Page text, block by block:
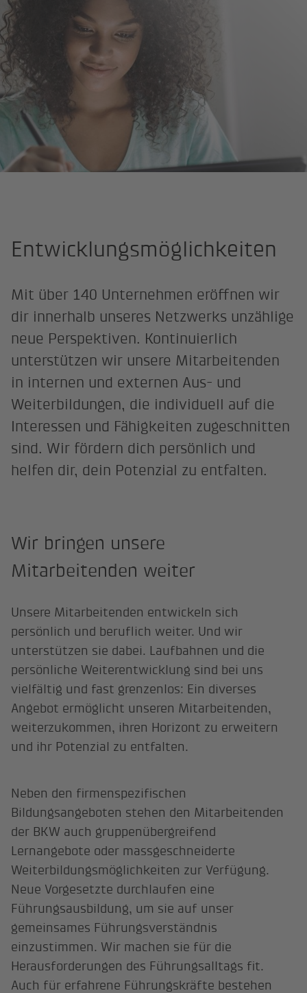
Entwicklungs­möglichkeiten
Mit über 140 Unternehmen eröffnen wir
dir innerhalb unseres Netzwerks unzählige
neue Perspektiven. Kontinuierlich
unterstützen wir unsere Mitarbeitenden
in internen und externen Aus- und
Weiterbildungen, die individuell auf die
Interessen und Fähigkeiten zugeschnitten
sind. Wir fördern dich persönlich und
helfen dir, dein Potenzial zu entfalten.
Wir bringen unsere
Mitarbeitenden weiter
Unsere Mitarbeitenden entwickeln sich
persönlich und beruflich weiter. Und wir
unterstützen sie dabei. Laufbahnen und die
persönliche Weiterentwicklung sind bei uns
vielfältig und fast grenzenlos: Ein diverses
Angebot ermöglicht unseren Mitarbeitenden,
weiterzukommen, ihren Horizont zu erweitern
und ihr Potenzial zu entfalten.
Neben den firmenspezifischen
Bildungsangeboten stehen den Mitarbeitenden
der BKW auch gruppenübergreifend
Lernangebote oder massgeschneiderte
Weiterbildungsmöglichkeiten zur Verfügung.
Neue Vorgesetzte durchlaufen eine
Führungsausbildung, um sie auf unser
gemeinsames Führungsverständnis
einzustimmen. Wir machen sie für die
Herausforderungen des Führungsalltags fit.
Auch für erfahrene Führungskräfte bestehen